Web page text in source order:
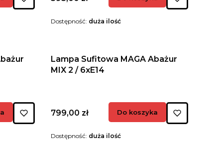
Dostępność: duża ilość
Lampa Sufitowa MAGA Abażur
MIX 2 / 6xE14
Cena
799,00 zł Do koszyka
Dostępność: duża ilość